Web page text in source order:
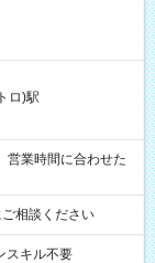
ロ)駅
相談ください
スキル不要